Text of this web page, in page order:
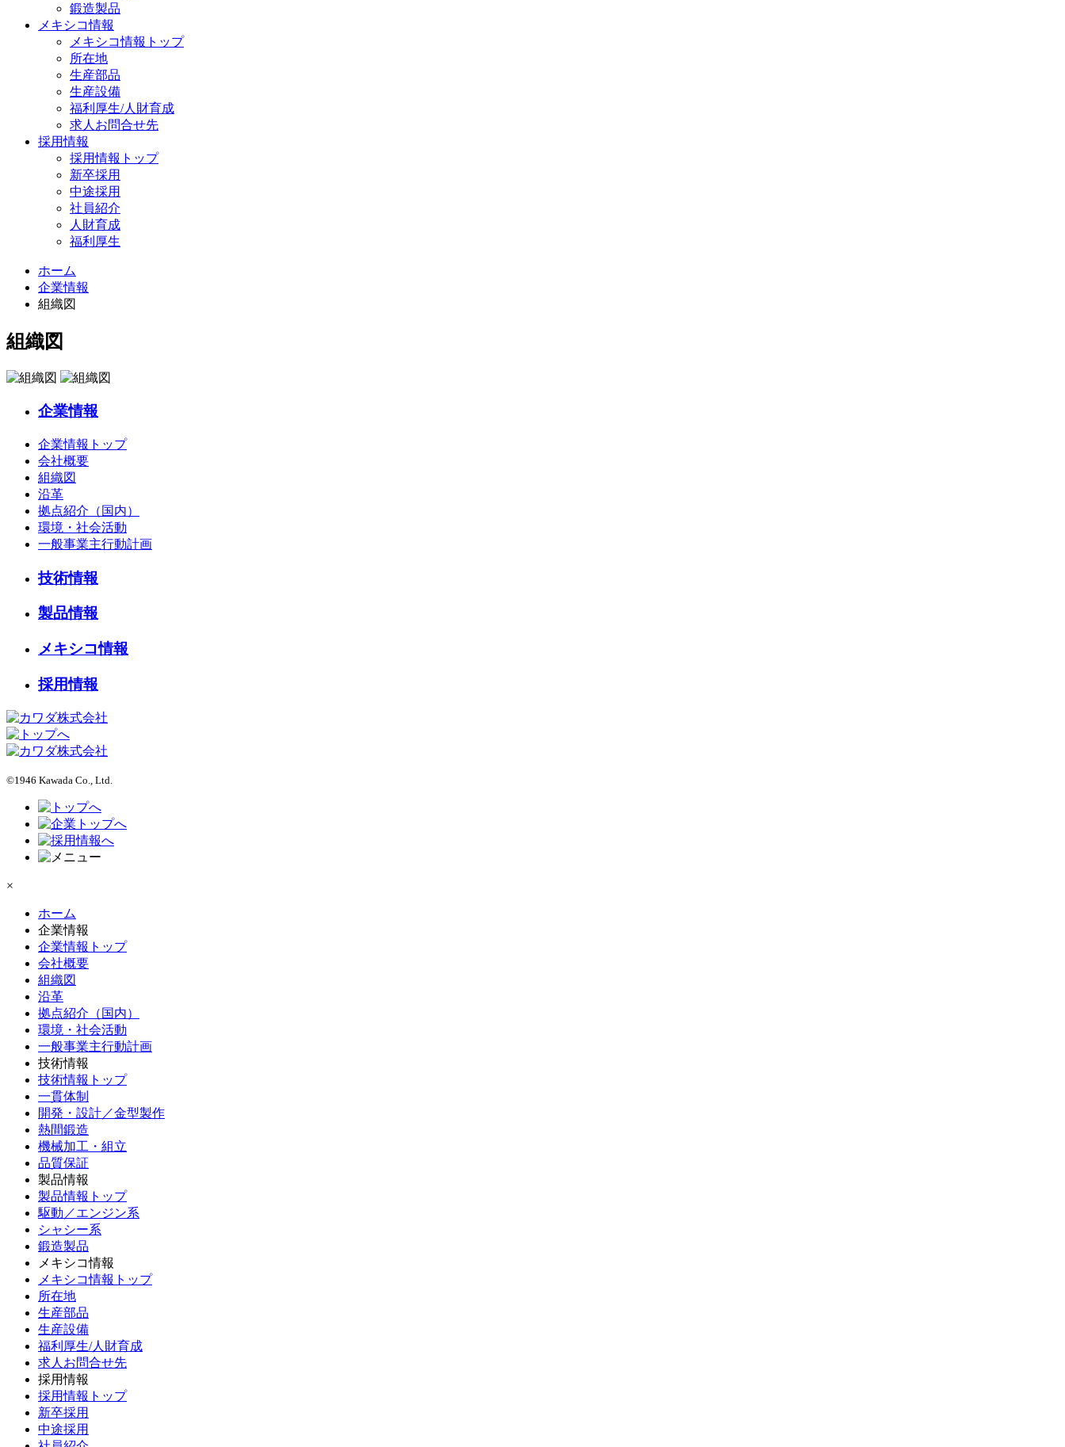
鍛造製品
メキシコ情報
メキシコ情報トップ
所在地
生産部品
生産設備
福利厚生/人財育成
求人お問合せ先
採用情報
採用情報トップ
新卒採用
中途採用
社員紹介
人財育成
福利厚生
ホーム
企業情報
組織図
組織図
企業情報
企業情報トップ
会社概要
組織図
沿革
拠点紹介（国内）
環境・社会活動
一般事業主行動計画
技術情報
製品情報
メキシコ情報
採用情報
©1946 Kawada Co., Ltd.
×
ホーム
企業情報
企業情報トップ
会社概要
組織図
沿革
拠点紹介（国内）
環境・社会活動
一般事業主行動計画
技術情報
技術情報トップ
一貫体制
開発・設計／金型製作
熱間鍛造
機械加工・組立
品質保証
製品情報
製品情報トップ
駆動／エンジン系
シャシー系
鍛造製品
メキシコ情報
メキシコ情報トップ
所在地
生産部品
生産設備
福利厚生/人財育成
求人お問合せ先
採用情報
採用情報トップ
新卒採用
中途採用